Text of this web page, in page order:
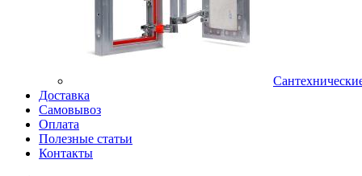
Доставка
Самовывоз
Оплата
Полезные статьи
Контакты